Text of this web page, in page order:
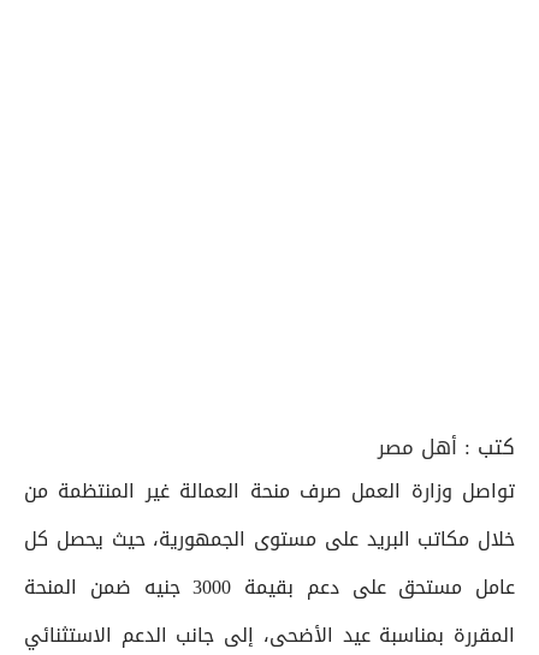
كتب : أهل مصر
تواصل وزارة العمل صرف منحة العمالة غير المنتظمة من
خلال مكاتب البريد على مستوى الجمهورية، حيث يحصل كل
عامل مستحق على دعم بقيمة 3000 جنيه ضمن المنحة
المقررة بمناسبة عيد الأضحى، إلى جانب الدعم الاستثنائي